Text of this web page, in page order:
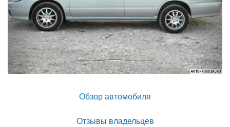
Обзор автомобиля
Отзывы владельцев